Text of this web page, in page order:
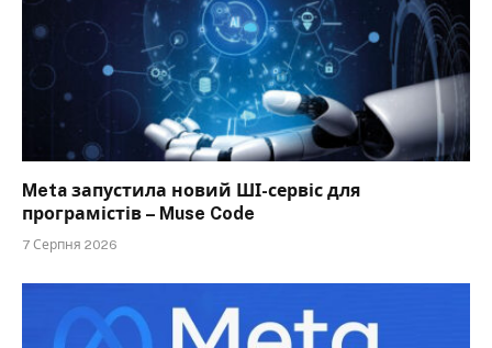
Meta запустила новий ШІ-сервіс для
програмістів – Muse Code
7 Серпня 2026